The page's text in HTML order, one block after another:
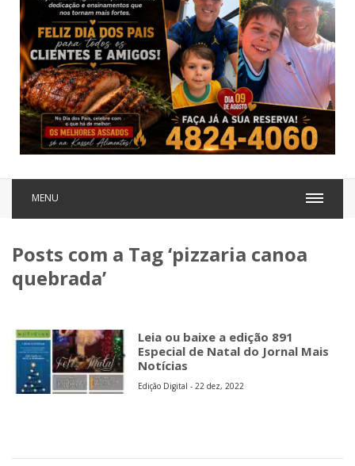
MENU
Posts com a Tag ‘pizzaria canoa
quebrada’
Leia ou baixe a edição 891
Especial de Natal do Jornal Mais
Notícias
Edição Digital - 22 dez, 2022